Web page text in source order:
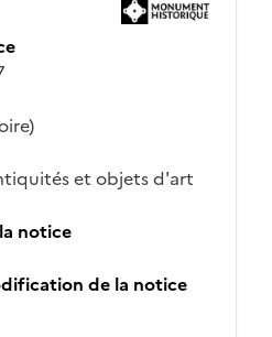
et objets d'art
notice
de la notice